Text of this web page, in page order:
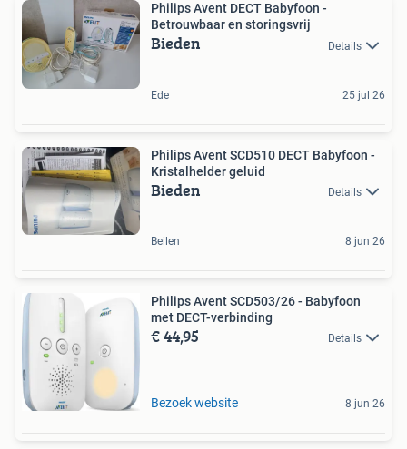
Philips Avent DECT Babyfoon -
Betrouwbaar en storingsvrij
Bieden Details
Ede 25 jul 26
Philips Avent SCD510 DECT Babyfoon -
Kristalhelder geluid
Bieden Details
Beilen 8 jun 26
Philips Avent SCD503/26 - Babyfoon
met DECT-verbinding
€ 44,95 Details
Bezoek website 8 jun 26